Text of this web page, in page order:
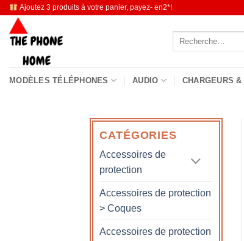
Passer
contenu
Ajoutez 3 produits à votre panier, payez- en2*!
Recherche
MODÈLES TÉLÉPHONES AUDIO CHARGEURS
CATÉGORIES
Accessoires de
protection
Accessoires de protection
> Coques
Accessoires de protection